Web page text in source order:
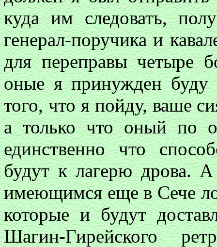
куда им следовать,
генерал-поручика и
для переправы четыре
оные я принужден буду
того, что я пойду, ваше
а только что оный по
единственно что
будут к лагерю дрова.
имеющимся еще в Сече
которые и будут
Шагин-Гирейского